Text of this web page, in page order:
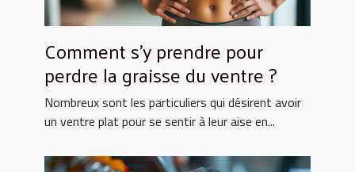
Comment s’y prendre pour
perdre la graisse du ventre ?
Nombreux sont les particuliers qui désirent avoir
un ventre plat pour se sentir à leur aise en...